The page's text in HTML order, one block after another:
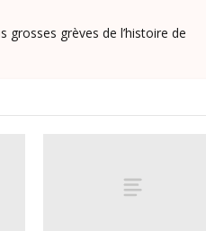
grosses grèves de l’histoire de